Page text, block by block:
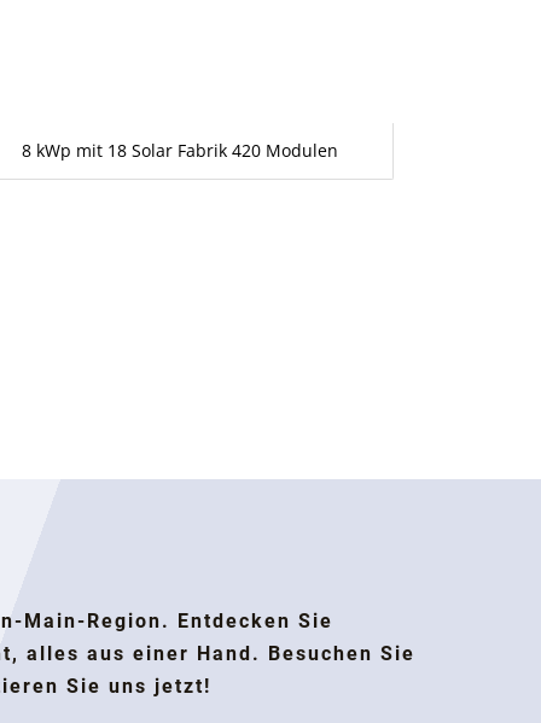
8 kWp mit 18 Solar Fabrik 420 Modulen
Main-Region. Entdecken Sie
alles aus einer Hand. Besuchen Sie
Sie uns jetzt!